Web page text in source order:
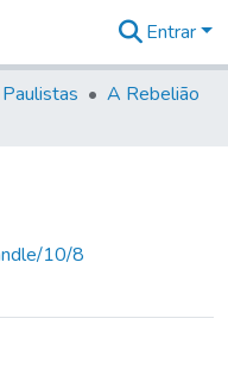
Entrar
A Rebelião
10/8